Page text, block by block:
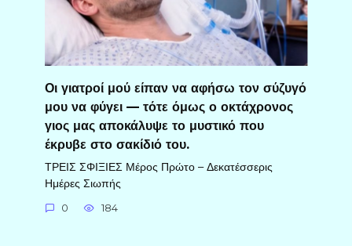
Οι γιατροί μού είπαν να αφήσω τον σύζυγό
μου να φύγει — τότε όμως ο οκτάχρονος
γιος μας αποκάλυψε το μυστικό που
έκρυβε στο σακίδιό του.
ΤΡΕΙΣ ΣΦΙΞΙΕΣ Μέρος Πρώτο – Δεκατέσσερις
Ημέρες Σιωπής
0 184